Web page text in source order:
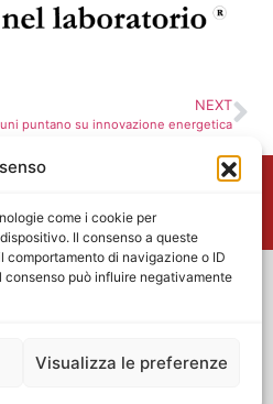
come i cookie per
Il consenso a queste
di navigazione o ID
può influire negativamente
Visualizza le preferenze
NEXT
puntano su innovazione energetica